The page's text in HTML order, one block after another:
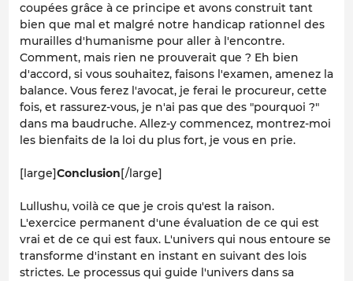
coupées grâce à ce principe et avons construit tant
bien que mal et malgré notre handicap rationnel des
murailles d'humanisme pour aller à l'encontre.
Comment, mais rien ne prouverait que ? Eh bien
d'accord, si vous souhaitez, faisons l'examen, amenez la
balance. Vous ferez l'avocat, je ferai le procureur, cette
fois, et rassurez-vous, je n'ai pas que des "pourquoi ?"
dans ma baudruche. Allez-y commencez, montrez-moi
les bienfaits de la loi du plus fort, je vous en prie.
[large]Conclusion[/large]
Lullushu, voilà ce que je crois qu'est la raison.
L'exercice permanent d'une évaluation de ce qui est
vrai et de ce qui est faux. L'univers qui nous entoure se
transforme d'instant en instant en suivant des lois
strictes. Le processus qui guide l'univers dans sa